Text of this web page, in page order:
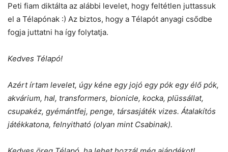
Peti fiam diktálta az alábbi levelet, hogy feltétlen juttassuk
el a Télapónak :) Az biztos, hogy a Télapót anyagi csődbe
fogja juttatni ha így folytatja.
Kedves Télapó!
Azért írtam levelet, úgy kéne egy jojó egy pók egy élő pók,
akvárium, hal, transformers, bionicle, kocka, plüssállat,
csupakéz, gyémántfej, penge, társasjáték vizes. Átalakítós
játékkatona, felnyitható (olyan mint Csabinak).